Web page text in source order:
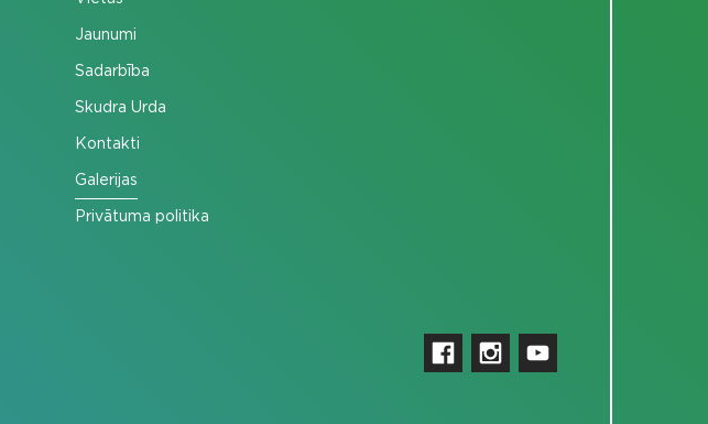
Jaunumi
Sadarbība
Skudra Urda
Kontakti
Galerijas
Privātuma politika